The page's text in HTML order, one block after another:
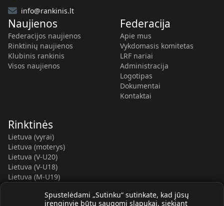
Spustelėdami „Sutinku“ sutinkate, kad jūsų
įrenginyje būtų saugomi slapukai, siekiant
info@rankinis.lt
Naujienos
Federacijos naujienos
Rinktinių naujienos
Klubinis rankinis
Visos naujienos
Federacija
Apie mus
Vykdomasis komitetas
LRF nariai
Administracija
Logotipas
Dokumentai
Kontaktai
Rinktinės
Lietuva (vyrai)
Lietuva (moterys)
Lietuva (V-U20)
Lietuva (V-U18)
Lietuva (M-U19)
Lietuva (M-U16)